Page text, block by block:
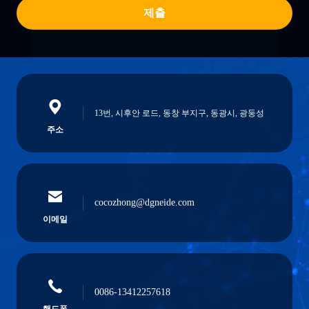
제출
주소
13번, 시후안 로드, 동창 부지구, 동광시, 광둥성
이메일
cocozhong@dgneide.com
0086-13412257618